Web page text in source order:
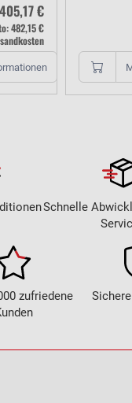
405,17 €
482,15 €
Schnelle
zufriedene